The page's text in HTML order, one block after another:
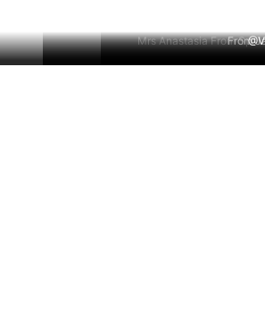
Mrs Anastasia FromFrom